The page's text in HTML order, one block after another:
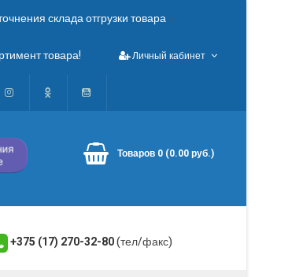
склада отгрузки товара
товара! Личный кабинет
Товаров 0 (0.00 руб.)
+375 (17) 270-32-80(тел/факс)